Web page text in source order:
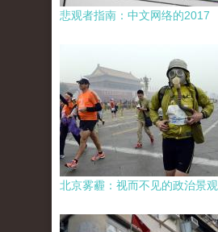
悲观者指南：中文网络的2017
北京雾霾：视而不见的政治景观